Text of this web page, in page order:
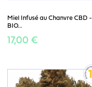
Miel Infusé au Chanvre CBD -
BIO...
17,00 €